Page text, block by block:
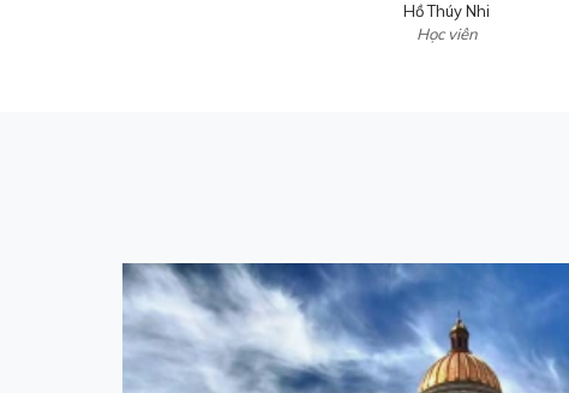
Hồ Thúy Nhi
Học viên